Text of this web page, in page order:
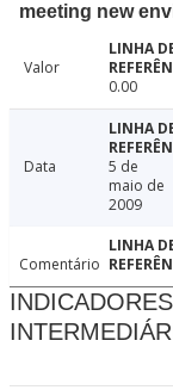
meeting new
Valor
0.00
Data
5 de
maio de
2009
Comentário